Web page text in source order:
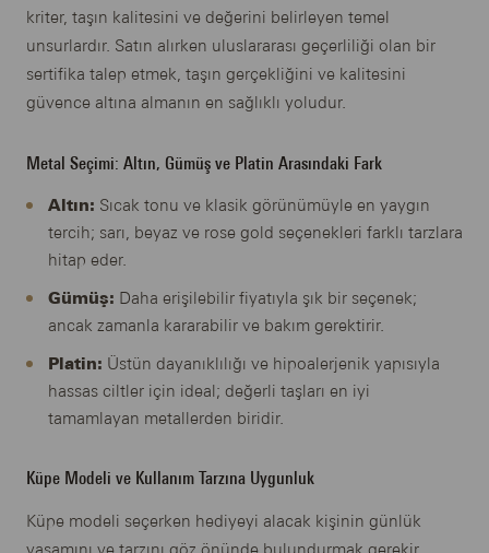
kriter, taşın kalitesini ve değerini belirleyen temel
unsurlardır. Satın alırken uluslararası geçerliliği olan bir
sertifika talep etmek, taşın gerçekliğini ve kalitesini
güvence altına almanın en sağlıklı yoludur.
Metal Seçimi: Altın, Gümüş ve Platin Arasındaki Fark
Altın: Sıcak tonu ve klasik görünümüyle en yaygın
tercih; sarı, beyaz ve rose gold seçenekleri farklı tarzlara
hitap eder.
Gümüş: Daha erişilebilir fiyatıyla şık bir seçenek;
ancak zamanla kararabilir ve bakım gerektirir.
Platin: Üstün dayanıklılığı ve hipoalerjenik yapısıyla
hassas ciltler için ideal; değerli taşları en iyi
tamamlayan metallerden biridir.
Küpe Modeli ve Kullanım Tarzına Uygunluk
Küpe modeli seçerken hediyeyi alacak kişinin günlük
yaşamını ve tarzını göz önünde bulundurmak gerekir.